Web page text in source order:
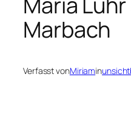
Marbach
Verfasst vonMiriamin